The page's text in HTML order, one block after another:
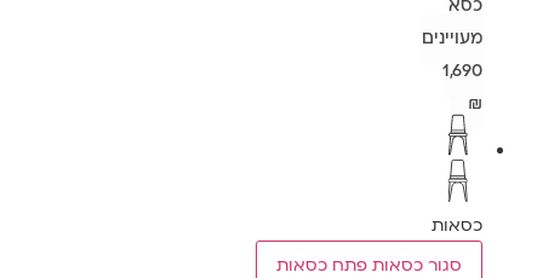
כסא
מעויינים
1,690
₪
כסאות
סגור כסאות פתח כסאות